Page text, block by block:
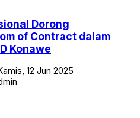
Dorong
of Contract dalam
Konawe
12 Jun 2025